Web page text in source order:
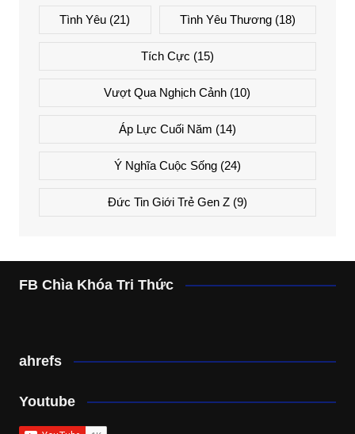
Tình Yêu (21) Tình Yêu Thương(18)
Tích Cực (15)
Vượt Qua Nghịch Cảnh (10)
Áp Lực Cuối Năm (14)
Ý Nghĩa Cuộc Sống(24)
Đức Tin Giới Trẻ Gen Z(9)
FB Chìa Khóa Tri Thức
ahrefs
Youtube